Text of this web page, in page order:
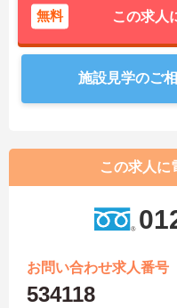
無料 この求人
施設見学のご
この求人に
お問い合わせ求人番号
534118